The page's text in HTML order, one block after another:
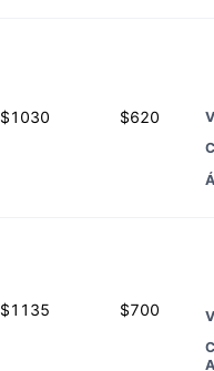
$1030 $620
$1135 $700